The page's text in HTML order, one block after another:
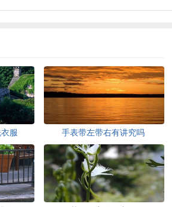
服 手表带左带右有讲究吗